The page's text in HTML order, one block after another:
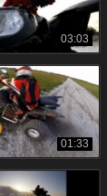
03:03
01:33